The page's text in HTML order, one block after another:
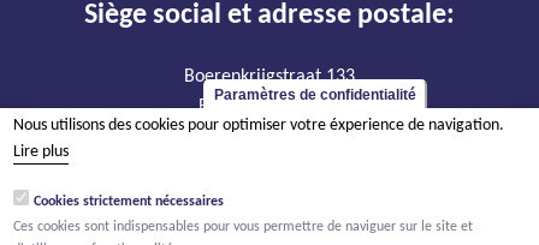
Siège social et adresse postale:
Boerenkrijgstraat 133
BE - 2800 Malines
Paramètres de confidentialité
Nous utilisons des cookies pour optimiser votre éxperience de navigation.
Lire plus
Cookies strictement nécessaires
Ces cookies sont indispensables pour vous permettre de naviguer sur le site et